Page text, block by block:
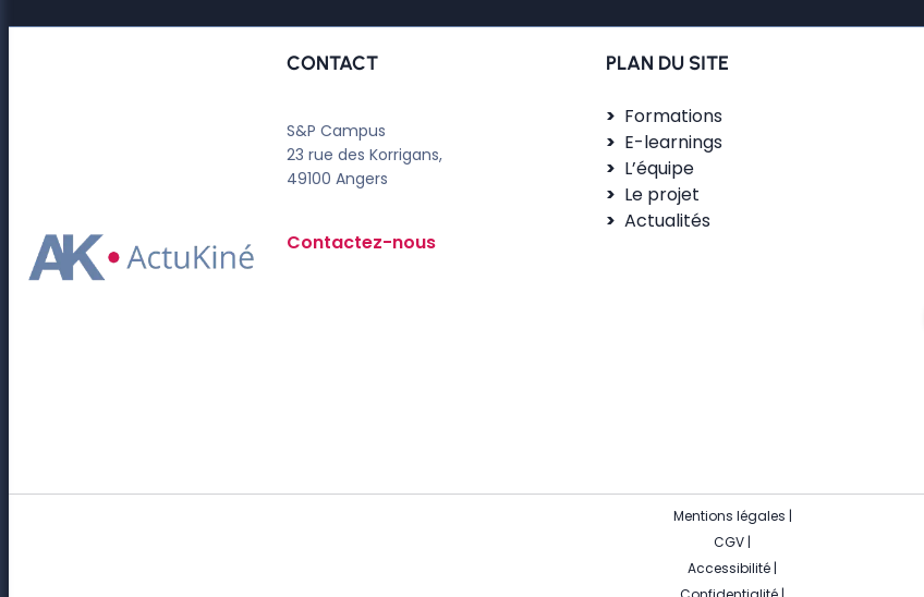
CONTACT
S&P Campus
23 rue des Korrigans,
49100 Angers
Contactez-nous
PLAN DU SITE
Formations
E-learnings
L’équipe
Le projet
Actualités
Mentions légales |
CGV |
Accessibilité |